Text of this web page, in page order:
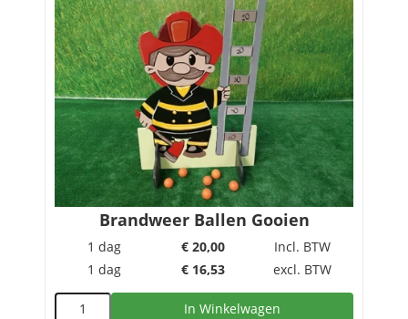
Brandweer Ballen Gooien
1 dag € 20,00
Incl. BTW
1 dag
€ 16,53 excl. BTW
In Winkelwagen